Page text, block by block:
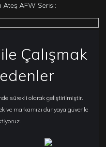
Ateş AFW Serisi:
Çalışmak
sürekli olarak geliştirilmiştir.
ve markamızı dünyaya güvenle